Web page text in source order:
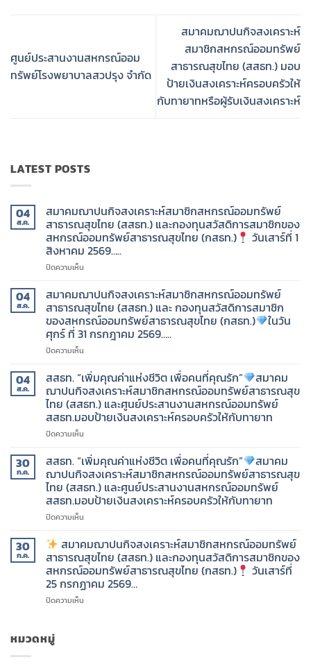
ศูนย์ประสานงานสหกรณ์ออม
ทรัพย์โรงพยาบาลสวปรุง จำกัด
สมาคมฌาปนกิจสงเคราะห์
สมาชิกสหกรณ์ออมทรัพย์
สาธารณสุขไทย (สสธท.) มอบ
ป้ายเงินสงเคราะห์ครอบครัวให้
กับทายาทหรือผู้รับเงินสงเคราะห์
LATEST POSTS
04
ส.ค.
สมาคมฌาปนกิจสงเคราะห์สมาชิกสหกรณ์ออมทรัพย์
สาธารณสุขไทย (สสธท.) และกองทุนสวัสดิการสมาชิกของ
สหกรณ์ออมทรัพย์สาธารณสุขไทย (กสธท.) วันเสาร์ที่ 1
สิงหาคม 2569…..
ปิดความเห็น
ฌาปนกิจ
สงเคราะห์
สมาชิก
สหกรณ์
ออม
ไทย
(สสธท.)
และ
กองทุน
สวัสดิการ
สหกรณ์
ออม
ทรัพย์
สาธารณสุข
ไทย
เสาร์
ที่
1
สิงหาคม
04
ส.ค.
สมาคมฌาปนกิจสงเคราะห์สมาชิกสหกรณ์ออมทรัพย์
สาธารณสุขไทย (สสธท.) และ กองทุนสวัสดิการสมาชิก
ของสหกรณ์ออมทรัพย์สาธารณสุขไทย (กสธท.) ในวัน
ศุกร์ ที่ 31 กรกฎาคม 2569…..
ปิดความเห็น
ฌาปนกิจ
สงเคราะห์
สมาชิก
สหกรณ์
ออม
ไทย
(สสธท.)
และ
กองทุน
สวัสดิการ
ออม
ทรัพย์
สาธารณสุข
ไทย
04
ส.ค.
สสธท. “เพิ่มคุณค่าแห่งชีวิต เพื่อคนที่คุณรัก” สมาคม
ฌาปนกิจสงเคราะห์สมาชิกสหกรณ์ออมทรัพย์สาธารณสุข
ไทย (สสธท.) และศูนย์ประสานงานสหกรณ์ออมทรัพย์
สสธท.มอบป้ายเงินสงเคราะห์ครอบครัวให้กับทายาท
ปิดความเห็น
“เพิ่ม
คุณค่า
แห่ง
ชีวิต
เพื่อ
รัก”
สมาคม
ฌาปนกิจ
30
ก.ค.
สสธท. “เพิ่มคุณค่าแห่งชีวิต เพื่อคนที่คุณรัก” สมาคม
ฌาปนกิจสงเคราะห์สมาชิกสหกรณ์ออมทรัพย์สาธารณสุข
ไทย (สสธท.) และศูนย์ประสานงานสหกรณ์ออมทรัพย์
สสธท.มอบป้ายเงินสงเคราะห์ครอบครัวให้กับทายาท
ปิดความเห็น
“เพิ่ม
คุณค่า
แห่ง
ชีวิต
เพื่อ
30
ก.ค.
สมาคมฌาปนกิจสงเคราะห์สมาชิกสหกรณ์ออมทรัพย์
สาธารณสุขไทย (สสธท.) และกองทุนสวัสดิการสมาชิกของ
สหกรณ์ออมทรัพย์สาธารณสุขไทย (กสธท.) วันเสาร์ที่
25 กรกฏาคม 2569…
ปิดความเห็น
หมวดหมู่